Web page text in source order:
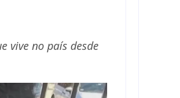
vive no país desde